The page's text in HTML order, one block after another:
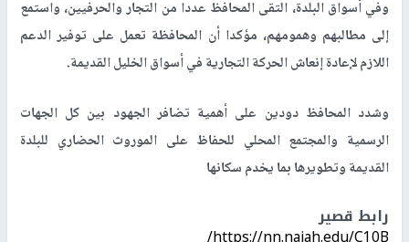
وفي أسواق البلدة، التقى المحافظ عددا من التجار والحرفيين، واستمع
إلى مطالبهم وهمومهم، مؤكدا أن المحافظة تعمل على توفير الدعم
اللازم لإعادة إنعاش الحركة التجارية في أسواق الخليل القديمة.
وشدد المحافظ دودين على أهمية تضافر الجهود بين كل الجهات
الرسمية والمجتمع المحلي للحفاظ على الموروث الحضاري للبلدة
القديمة وتطويرها بما يخدم سكانها
رابط قصير